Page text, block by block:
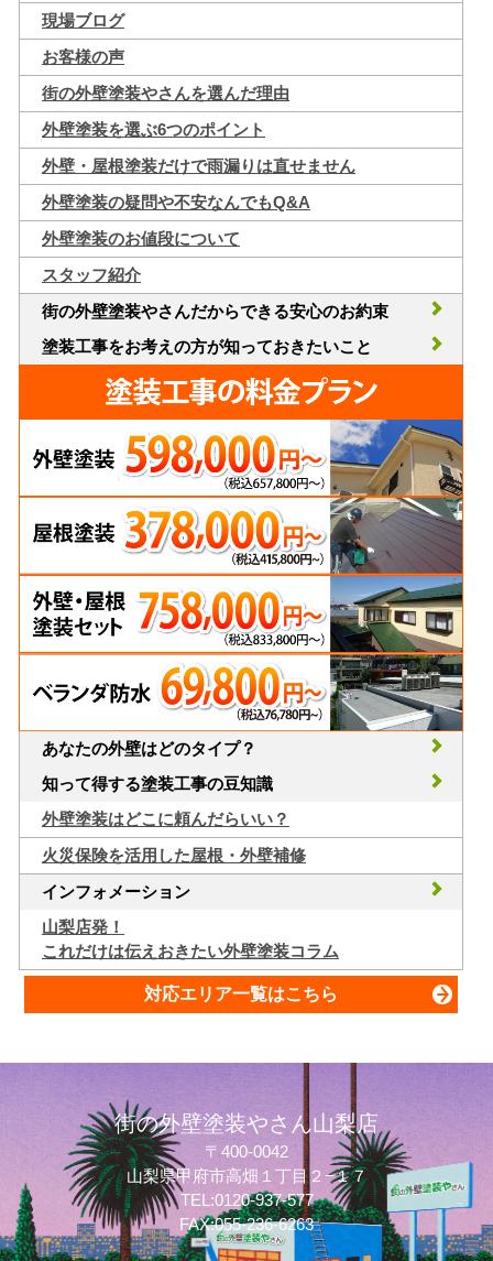
現場ブログ
お客様の声
街の外壁塗装やさんを選んだ理由
外壁塗装を選ぶ6つのポイント
外壁・屋根塗装だけで雨漏りは直せません
外壁塗装の疑問や不安なんでもQ&A
外壁塗装のお値段について
スタッフ紹介
街の外壁塗装やさんだからできる安心のお約束
塗装工事をお考えの方が知っておきたいこと
あなたの外壁はどのタイプ？
知って得する塗装工事の豆知識
外壁塗装はどこに頼んだらいい？
火災保険を活用した屋根・外壁補修
インフォメーション
山梨店発！
これだけは伝えおきたい外壁塗装コラム
対応エリア一覧はこちら
質問してね！
街の外壁塗装やさん山梨店
〒400-0042
山梨県甲府市高畑１丁目２−１７
TEL:0120-937-577
FAX:055-236-6263